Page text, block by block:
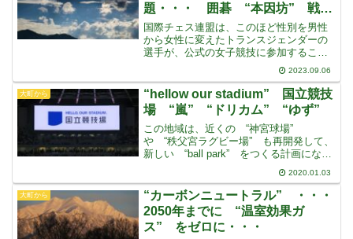
題・・・ 囲碁 “本因坊” 戦
は・・・
国際チェス連盟は、このほど性別を男性
から女性に変えたトランスジェンダーの
選手が、公式の女子競技に参加すること
を禁止すると発表しましたオープン競技
には参加できるということですが・・・
さらに、女子タイトルを持っている選手
が、性別を男性に変更した
2023.09.06
大町から
“hellow our stadium” 国立競技
場 “嵐” “ドリカム” “ゆず”
この地域は、近くの “神宮球場”
や “秩父宮ラグビー場” も再開発して、
新しい “ball park” をつくる計画になっ
ています出来たばかりの、近くの “オリ
ンピック博物館” にも、“五輪マーク”
前での撮影で、大勢人が並んでいま
2020.01.03
大町から
“カーボンニュートラル” ・・・
2050年までに “温室効果ガ
ス” をゼロに・・・